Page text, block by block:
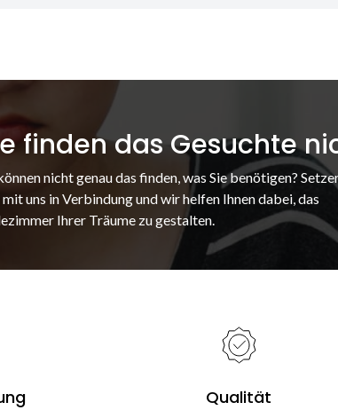
finden das Gesuchte
nicht genau das finden, was Sie benötigen?
mit uns in Verbindung und wir helfen Ihnen dabei, das
Ihrer Träume zu gestalten.
Qualität